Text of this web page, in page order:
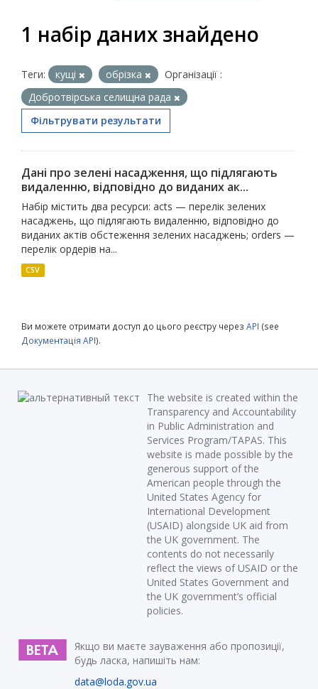
1 набір даних знайдено
Теги: кущі обрізка
Організації :
Добротвірська селищна рада
Фільтрувати результати
Дані про зелені насадження, що підлягають
видаленню, відповідно до виданих ак...
Набір містить два ресурси: acts — перелік зелених
насаджень, що підлягають видаленню, відповідно до
виданих актів обстеження зелених насаджень; orders —
перелік ордерів на...
CSV
Ви можете отримати доступ до цього реєстру через API (see
Документація API).
The website is created within the
Transparency and Accountability
in Public Administration and
Services Program/TAPAS. This
website is made possible by the
generous support of the
American people through the
United States Agency for
International Development
(USAID) alongside UK aid from
the UK government. The
contents do not necessarily
reflect the views of USAID or the
United States Government and
the UK government’s official
policies.
Якщо ви маєте зауваження або пропозиції,
будь ласка, напишіть нам:
data@loda.gov.ua